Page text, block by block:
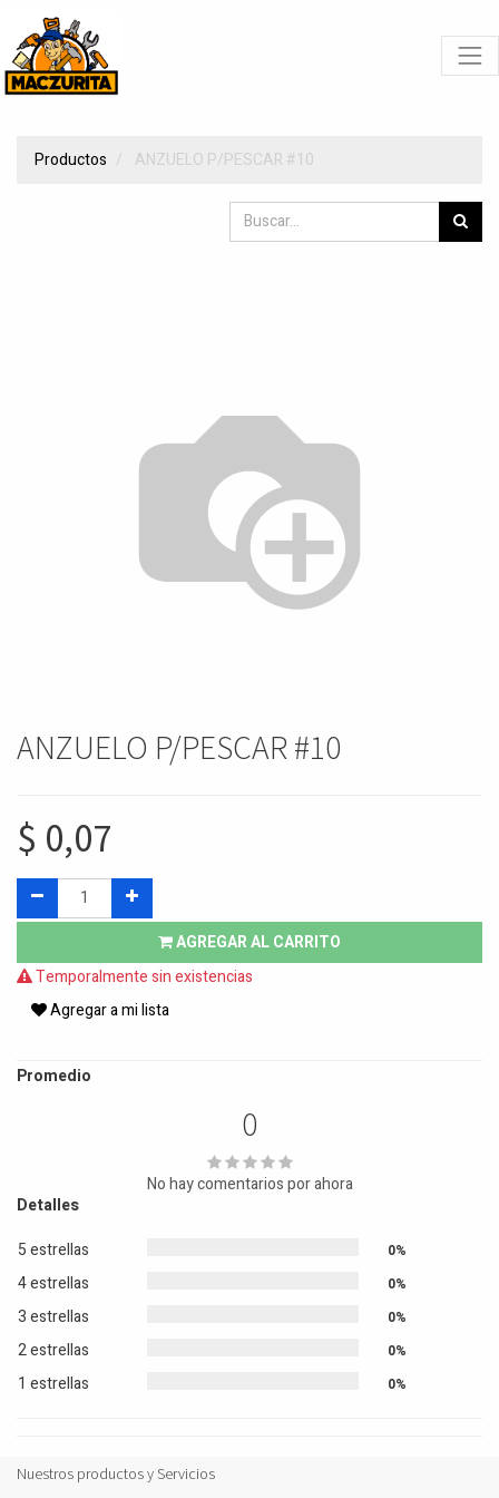
Productos ANZUELO P/PESCAR #10
ANZUELO P/PESCAR #10
$ 0,07
AGREGAR AL CARRITO
Temporalmente sin existencias
Agregar a mi lista
Promedio
0
No hay comentarios por ahora
Detalles
5 estrellas
0%
4 estrellas 0%
3 estrellas 0%
2 estrellas 0%
1 estrellas 0%
Nuestros productos y Servicios